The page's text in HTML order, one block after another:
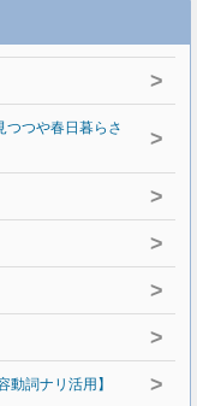
>
つつや春日暮らさ
>
>
>
>
>
詞ナリ活用】 >